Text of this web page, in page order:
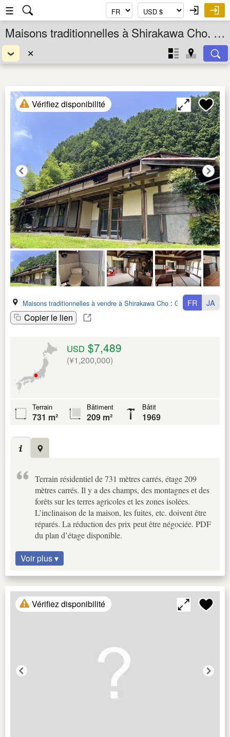
☰
Maisons traditionnelles à Shirakawa Cho, Gifu Ken, Chubu, Japon
✕
Vérifiez disponibilité
Maisons traditionnelles à vendre à Shirakawa Cho : Gifu Ken
Copier le lien
FR JA
USD $7,489
(¥1,200,000)
Terrain
731 m²
Bâtiment
209 m²
Bâtit
1969
Terrain résidentiel de 731 mètres carrés, étage 209
mètres carrés. Il y a des champs, des montagnes et des
forêts sur les terres agricoles et les zones isolées.
L’inclinaison de la maison, les fuites, etc. doivent être
réparés. La réduction des prix peut être négociée. PDF
du plan d’étage disponible.
Voir plus ▾
Vérifiez disponibilité